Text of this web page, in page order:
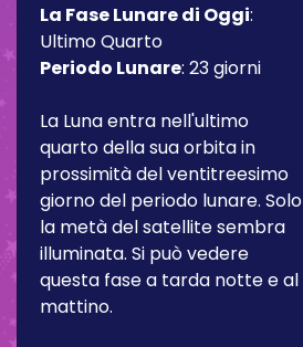
La Fase Lunare di Oggi:
Ultimo Quarto
Periodo Lunare: 23 giorni
La Luna entra nell'ultimo
quarto della sua orbita in
prossimità del ventitreesimo
giorno del periodo lunare. Solo
la metà del satellite sembra
illuminata. Si può vedere
questa fase a tarda notte e al
mattino.